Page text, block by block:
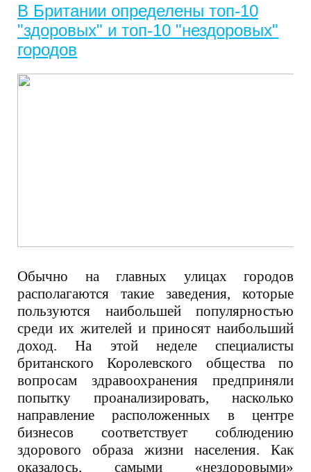
В Британии определены топ-10
"здоровых" и топ-10 "нездоровых"
городов
Обычно на главных улицах городов
располагаются такие заведения, которые
пользуются наибольшей популярностью
среди их жителей и приносят наибольший
доход. На этой неделе специалисты
британского Королевского общества по
вопросам здравоохранения предприняли
попытку проанализировать, насколько
направление расположенных в центре
бизнесов соответствует соблюдению
здорового образа жизни населения. Как
оказалось, самыми «нездоровыми»